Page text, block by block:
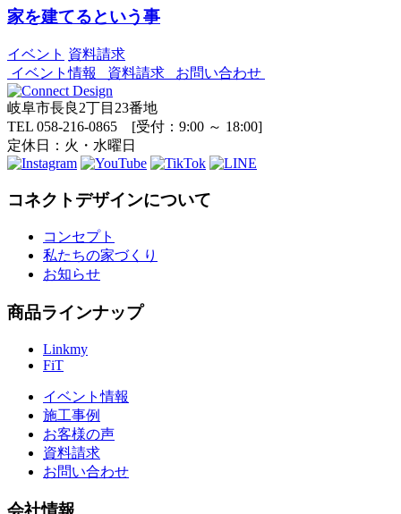
家を建てるという事
イベント 資料請求
イベント情報
資料請求 お問い合わせ
岐阜市長良2丁目23番地
TEL 058-216-0865 [受付：9:00 ～ 18:00]
定休日：火・水曜日
コネクトデザインについて
コンセプト
私たちの家づくり
お知らせ
商品ラインナップ
Linkmy
FiT
イベント情報
施工事例
お客様の声
資料請求
お問い合わせ
会社情報